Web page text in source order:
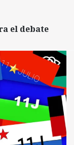
el debate